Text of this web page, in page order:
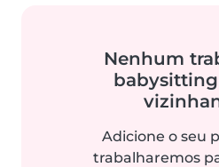
Nenhum
Adicione o seu
trabalharemos